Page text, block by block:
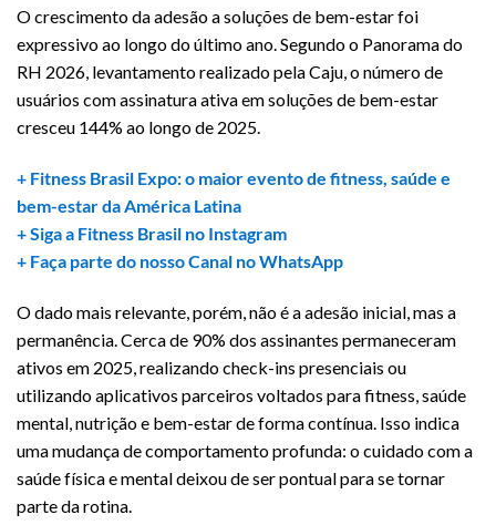
O crescimento da adesão a soluções de bem-estar foi
expressivo ao longo do último ano. Segundo o Panorama do
RH 2026, levantamento realizado pela Caju, o número de
usuários com assinatura ativa em soluções de bem-estar
cresceu 144% ao longo de 2025.
+ Fitness Brasil Expo: o maior evento de fitness, saúde e
bem-estar da América Latina
+ Siga a Fitness Brasil no Instagram
+ Faça parte do nosso Canal no WhatsApp
O dado mais relevante, porém, não é a adesão inicial, mas a
permanência. Cerca de 90% dos assinantes permaneceram
ativos em 2025, realizando check-ins presenciais ou
utilizando aplicativos parceiros voltados para fitness, saúde
mental, nutrição e bem-estar de forma contínua. Isso indica
uma mudança de comportamento profunda: o cuidado com a
saúde física e mental deixou de ser pontual para se tornar
parte da rotina.